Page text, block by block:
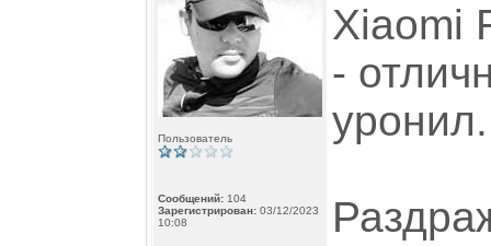
Пользователь
Сообщений: 104
Зарегистрирован: 03/12/2023
10:08
Xiaomi
-